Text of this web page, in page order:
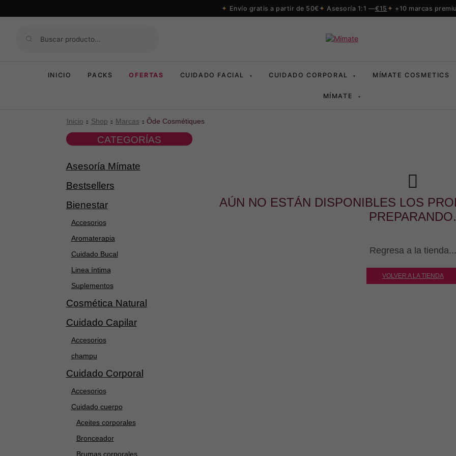
Envío gratis a partir de 50€ Asesoría 1:1 —€15 +10 marcas
INICIO PACKS OFERTAS CUIDADO FACIAL ▾ CUIDADO CORPORAL ▾ MÍMATE COSMETICS
MÍMATE ▾
Inicio Shop Marcas Ôde Cosmétiques
AÚN NO ESTÁN DISPONIBLES LOS
Regresa a la tienda...
VOLVER A LA TIENDA
CATEGORÍAS
Asesoría Mímate
Bestsellers
Bienestar
Accesorios
Aromaterapia
Cuidado Bucal
Linea íntima
Suplementos
Cosmética Natural
Cuidado Capilar
Accesorios
champu
Cuidado Corporal
Accesorios
Cuidado cuerpo
Aceites corporales
Bronceador
Brumas corporales